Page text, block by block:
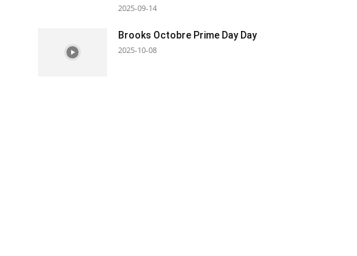
2025-09-14
Brooks Octobre Prime Day Day
2025-10-08